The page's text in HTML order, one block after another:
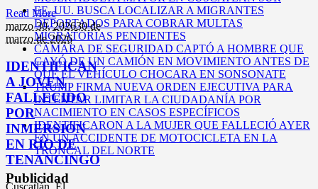
Read More
marzo 30,202630 de
marzo de 2026
IDENTIFICAN
A JOVEN
FALLECIDO
POR
INMERSIÓN
EN RÍO DE
TENANCINGO
EE. UU. BUSCA LOCALIZAR A MIGRANTES
DEPORTADOS PARA COBRAR MULTAS
MIGRATORIAS PENDIENTES
CÁMARA DE SEGURIDAD CAPTÓ A HOMBRE QUE
CAYÓ DE UN CAMIÓN EN MOVIMIENTO ANTES DE
QUE EL VEHÍCULO CHOCARA EN SONSONATE
TRUMP FIRMA NUEVA ORDEN EJECUTIVA PARA
INTENTAR LIMITAR LA CIUDADANÍA POR
NACIMIENTO EN CASOS ESPECÍFICOS
IDENTIFICARON A LA MUJER QUE FALLECIÓ AYER
EN UN ACCIDENTE DE MOTOCICLETA EN LA
TRONCAL DEL NORTE
Publicidad